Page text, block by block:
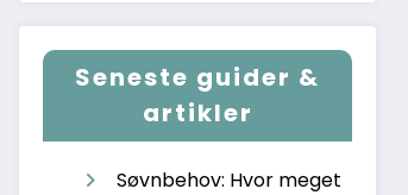
Seneste guider &
artikler
Søvnbehov: Hvor meget